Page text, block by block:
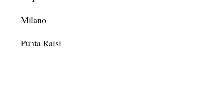
Milano
Punta Raisi